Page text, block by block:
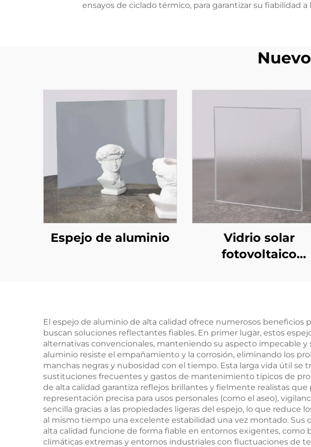
ensayos de ciclado térmico, para garantizar su fiabilidad
Espejo de aluminio
Vidrio solar
fotovoltaico
El espejo de aluminio de alta calidad ofrece numerosos
buscan soluciones reflectantes fiables. En primer lugar, estos
alternativas convencionales, manteniendo su aspecto impecable
aluminio resiste el empañamiento y la corrosión, eliminando los
manchas negras y nubosidad con el tiempo. Esta larga vida útil
sustituciones frecuentes y gastos de mantenimiento típicos de
de alta calidad garantiza reflejos brillantes y fielmente realistas
representación precisa para usos personales (como el aseo),
sencilla gracias a las propiedades ligeras del espejo, lo que
al mismo tiempo una excelente estabilidad una vez montado.
alta calidad funcione de forma fiable en entornos exigentes,
climáticas extremas y entornos industriales con fluctuaciones de